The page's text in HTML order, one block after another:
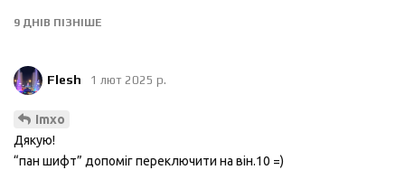
9 ДНІВ ПІЗНІШЕ
Flesh 1 лют 2025 р.
Imxo
Дякую!
“пан шифт” допоміг переключити на він.10 =)